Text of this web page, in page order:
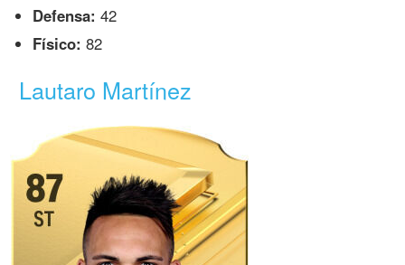
Defensa: 42
Físico: 82
Lautaro Martínez